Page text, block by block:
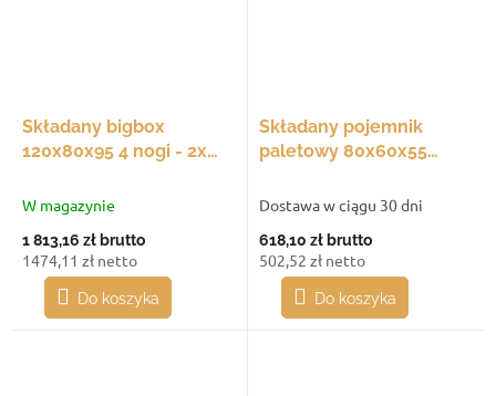
Składany bigbox
120x80x95 4 nogi - 2x
W magazynie
1 813,16 złbrutto
1474,11 zł netto
Do koszyka
Składany pojemnik
paletowy 80x60x55
Dostawa w ciągu 30 dni
618,10 zł brutto
502,52 zł netto
Do koszyka